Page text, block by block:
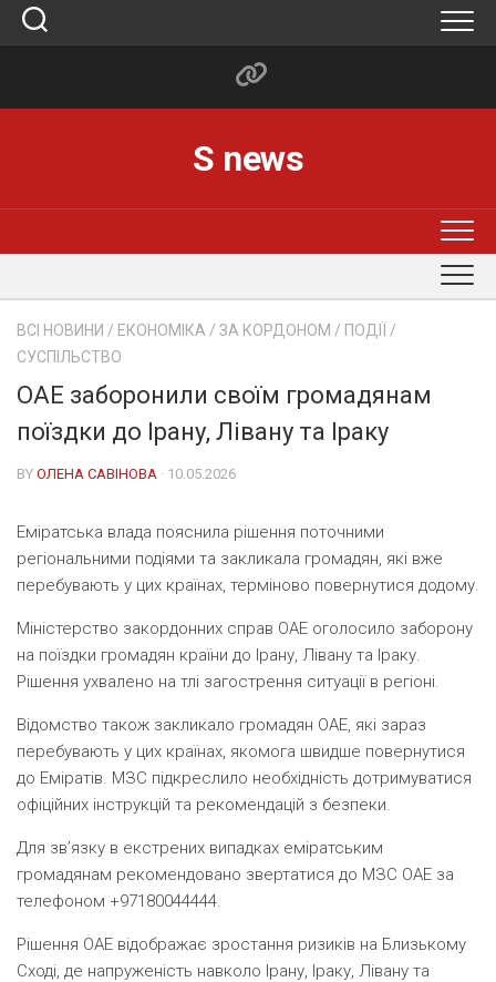
Skip
S news
ВСІ НОВИНИ / ЕКОНОМІКА / ЗА КОРДОНОМ / ПОДІЇ
/
СУСПІЛЬСТВО
ОАЕ заборонили своїм громадянам
поїздки до Ірану, Лівану та Іраку
BY ОЛЕНА САВІНОВА · 10.05.2026
Еміратська влада пояснила рішення поточними
регіональними подіями та закликала громадян, які вже
перебувають у цих країнах, терміново повернутися додому.
Міністерство закордонних справ ОАЕ оголосило заборону
на поїздки громадян країни до Ірану, Лівану та Іраку.
Рішення ухвалено на тлі загострення ситуації в регіоні.
Відомство також закликало громадян ОАЕ, які зараз
перебувають у цих країнах, якомога швидше повернутися
до Еміратів. МЗС підкреслило необхідність дотримуватися
офіційних інструкцій та рекомендацій з безпеки.
Для зв’язку в екстрених випадках еміратським
громадянам рекомендовано звертатися до МЗС ОАЕ за
телефоном +97180044444.
Рішення ОАЕ відображає зростання ризиків на Близькому
Сході, де напруженість навколо Ірану, Іраку, Лівану та